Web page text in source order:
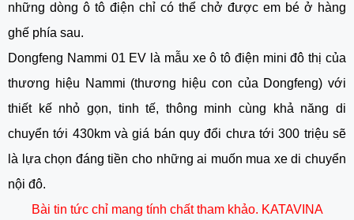
những dòng ô tô điện chỉ có thể chở được em bé ở hàng
ghế phía sau.
Dongfeng Nammi 01 EV là mẫu xe ô tô điện mini đô thị của
thương hiệu Nammi (thương hiệu con của Dongfeng) với
thiết kế nhỏ gọn, tinh tế, thông minh cùng khả năng di
chuyển tới 430km và giá bán quy đổi chưa tới 300 triệu sẽ
là lựa chọn đáng tiền cho những ai muốn mua xe di chuyển
nội đô.
Bài tin tức chỉ mang tính chất tham khảo. KATAVINA